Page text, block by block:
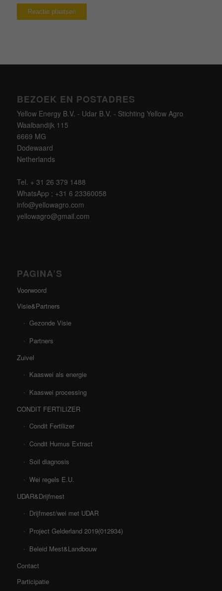
BEZOEK EN POSTADRES
Yellow Energy B.V. - Udar B.V. - Stichting Yellow Agro
Waalbandijk 115
6669 MG
Dodewaard
Netherlands
Tel. + 31 26 379 1488
WhatsApp ; +31 6 23360058
info@yellowagro.com
yellowagro@gmail.com
PAGINA’S
Voorwoord
Visie&Partners
Gezonde Visie
Partners
Zuivel
Kaaswei als energie
Kaaswei processing
CONDIT FERTILIZER
Condit Fertilizer
Condit Humus Extract
Soil diagnosis
Wei regels E.U.
UDAR&Drijfmest
Drijfmest/wei met UDAR
Project Gelderland 2019(012934)
Beleid Mest&Landbouw
Contact
Participatie